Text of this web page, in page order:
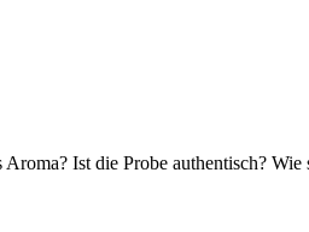
Ist die Probe authentisch? Wie